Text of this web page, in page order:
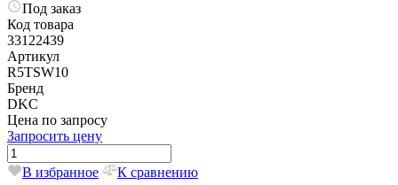
Под заказ
Код товара
33122439
Артикул
R5TSW10
Бренд
DKC
Цена по запросу
Запросить цену
В избранное К сравнению